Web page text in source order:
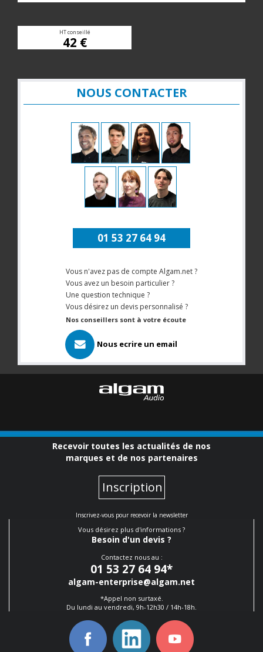
HT conseillé
42 €
NOUS CONTACTER
01 53 27 64 94
Vous n'avez pas de compte Algam.net ?
Vous avez un besoin particulier ?
Une question technique ?
Vous désirez un devis personnalisé ?
Nos conseillers sont à votre écoute
Nous ecrire un email
Recevoir toutes les actualités de nos
marques et de nos partenaires
Inscription
Inscrivez-vous pour recevoir la newsletter
Vous désirez plus d'informations ?
Besoin d'un devis ?
Contactez nous au :
01 53 27 64 94*
algam-enterprise@algam.net
*Appel non surtaxé.
Du lundi au vendredi, 9h-12h30 / 14h-18h.